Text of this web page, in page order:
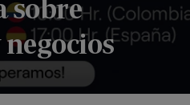
sobre